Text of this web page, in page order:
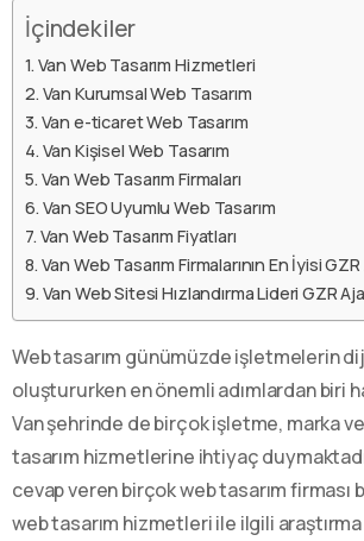
İçindekiler
Van Web Tasarım Hizmetleri
Van Kurumsal Web Tasarım
Van e-ticaret Web Tasarım
Van Kişisel Web Tasarım
Van Web Tasarım Firmaları
Van SEO Uyumlu Web Tasarım
Van Web Tasarım Fiyatları
Van Web Tasarım Firmalarının En İyisi
Van Web Sitesi Hızlandırma Lideri GZR
Web tasarım günümüzde işletmelerin
oluştururken en önemli adımlardan biri
Van şehrinde de birçok işletme, marka
tasarım hizmetlerine ihtiyaç
cevap veren birçok web tasarım firması
web tasarım hizmetleri ile ilgili